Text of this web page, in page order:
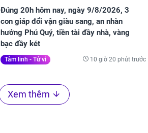
Đúng 20h hôm nay, ngày 9/8/2026, 3
con giáp đổi vận giàu sang, an nhàn
hưởng Phú Quý, tiền tài đầy nhà, vàng
bạc đầy két
Tâm linh - Tử vi 10 giờ 20 phút trước
Xem thêm